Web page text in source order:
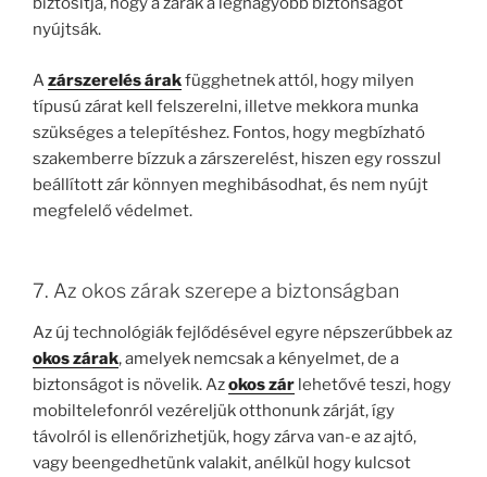
nyújtsák.
Azárszerelés árakfügghetnek attól, hogy milyen
típusú zárat kell felszerelni, illetve mekkora munka
szükséges a telepítéshez. Fontos, hogy megbízható
szakemberre bízzuk a zárszerelést, hiszen egy rosszul
beállított zár könnyen meghibásodhat, és nem nyújt
megfelelő védelmet.
7. Az okos zárak szerepe a biztonságban
Az új technológiák fejlődésével egyre népszerűbbek az
okos zárak, amelyek nemcsak a kényelmet, de a
biztonságot is növelik. Azokos zár lehetővé teszi, hogy
mobiltelefonról vezéreljük otthonunk zárját, így
távolról is ellenőrizhetjük, hogy zárva van-e az ajtó,
vagy beengedhetünk valakit, anélkül hogy kulcsot